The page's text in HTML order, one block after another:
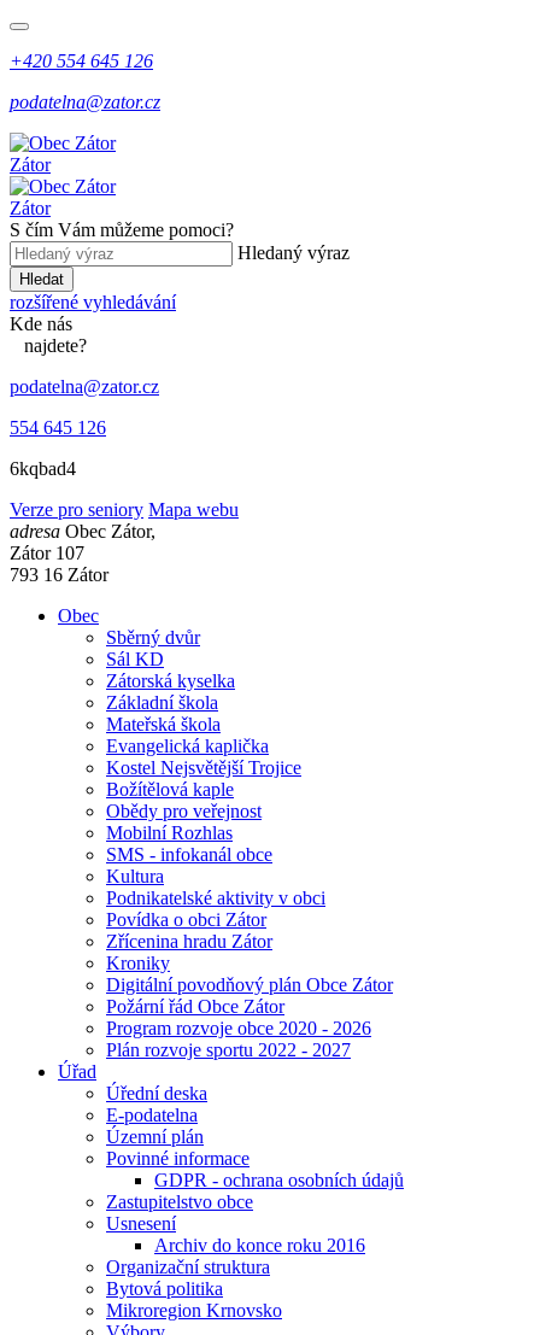
+420 554 645 126
podatelna@zator.cz
Zátor
Zátor
S čím Vám můžeme pomoci?
Hledaný výraz
Hledat
rozšířené vyhledávání
Kde nás
najdete?
podatelna@zator.cz
554 645 126
6kqbad4
Verze pro seniory Mapa webu
adresa Obec Zátor,
Zátor 107
793 16 Zátor
Obec
Sběrný dvůr
Sál KD
Zátorská kyselka
Základní škola
Mateřská škola
Evangelická kaplička
Kostel Nejsvětější Trojice
Božítělová kaple
Obědy pro veřejnost
Mobilní Rozhlas
SMS - infokanál obce
Kultura
Podnikatelské aktivity v obci
Povídka o obci Zátor
Zřícenina hradu Zátor
Kroniky
Digitální povodňový plán Obce Zátor
Požární řád Obce Zátor
Program rozvoje obce 2020 - 2026
Plán rozvoje sportu 2022 - 2027
Úřad
Úřední deska
E-podatelna
Územní plán
Povinné informace
GDPR - ochrana osobních údajů
Zastupitelstvo obce
Usnesení
Archiv do konce roku 2016
Organizační struktura
Bytová politika
Mikroregion Krnovsko